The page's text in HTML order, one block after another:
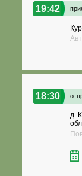
19:42
18:30
д.